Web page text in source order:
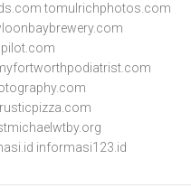
tomulrichphotos.com
informasi123.id